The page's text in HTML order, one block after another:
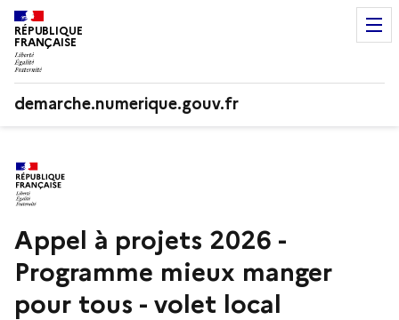
RÉPUBLIQUE
FRANÇAISE
demarche.numerique.gouv.fr
Appel à projets 2026 -
Programme mieux manger
pour tous - volet local